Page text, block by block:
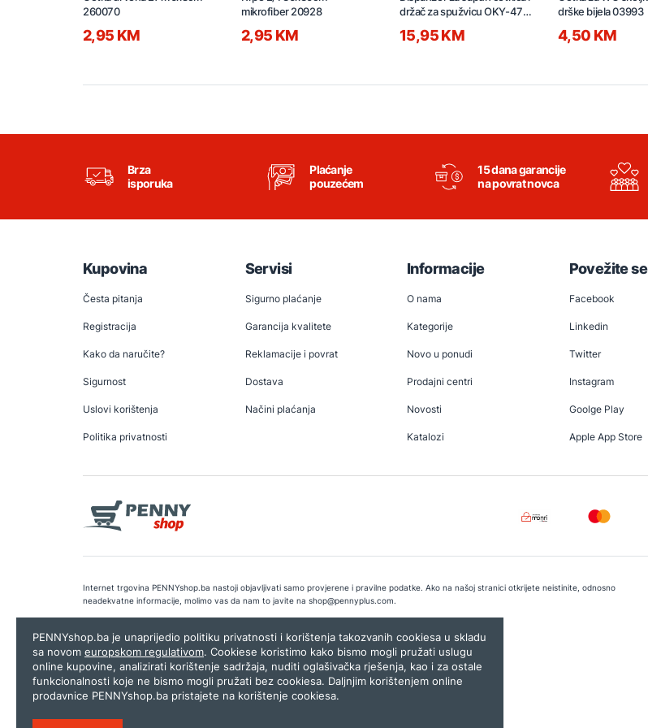
260070
2,95 KM
mikrofiber 20928
2,95 KM
držač za spužvicu OKY-476-
15,95 KM
drške bijela 03993
4,50 KM
Brza
isporuka
Plaćanje
pouzećem
15 dana garancije
na povrat novca
Kupovina
Česta pitanja
Registracija
Kako da naručite?
Sigurnost
Uslovi korištenja
Politika privatnosti
Servisi
Sigurno plaćanje
Garancija kvalitete
Reklamacije i povrat
Dostava
Načini plaćanja
Informacije
O nama
Kategorije
Novo u ponudi
Prodajni centri
Novosti
Katalozi
Povežite se
Facebook
Linkedin
Twitter
Instagram
Goolge Play
Apple App Store
Internet trgovina PENNYshop.ba nastoji objavljivati samo provjerene i pravilne podatke. Ako na našoj stranici otkrijete neistinite, odnosno
neadekvatne informacije, molimo vas da nam to javite na shop@pennyplus.com.
Copyright © 2026.Penny plus d.o.o. Sarajevo.Dizajn i programiranje:Lampa.ba
PENNYshop.ba je unaprijedio politiku privatnosti i korištenja takozvanih cookiesa u skladu
sa novom europskom regulativom. Cookiese koristimo kako bismo mogli pružati uslugu
online kupovine, analizirati korištenje sadržaja, nuditi oglašivačka rješenja, kao i za ostale
funkcionalnosti koje ne bismo mogli pružati bez cookiesa. Daljnjim korištenjem online
prodavnice PENNYshop.ba pristajete na korištenje cookiesa.